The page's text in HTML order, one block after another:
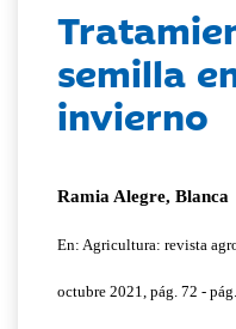
semilla
invierno
Ramia Alegre, Blanca
En: Agricultura: revista
octubre 2021, pág. 72 -